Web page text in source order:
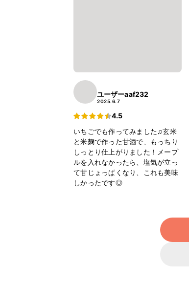
ユーザーaaf232
2025.6.7
4.5
いちごでも作ってみました♫玄米
と米麹で作った甘酒で、もっちり
しっとり仕上がりました！メープ
ルを入れなかったら、塩気が立っ
て甘じょっぱくなり、これも美味
しかったです◎